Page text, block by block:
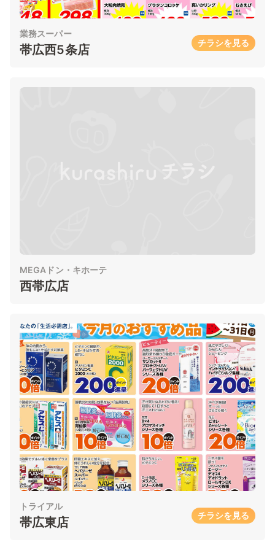
業務スーパー
帯広西5条店 チラシを見る
MEGAドン・キホーテ
西帯広店
トライアル
帯広東店 チラシを見る